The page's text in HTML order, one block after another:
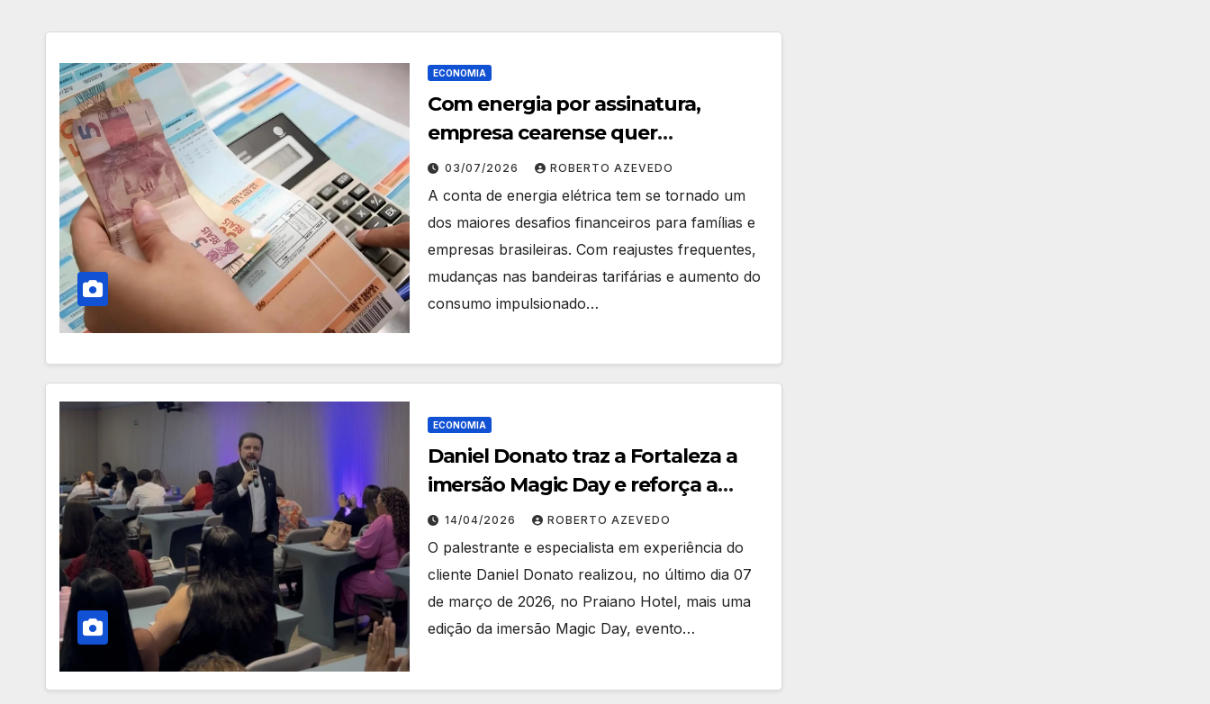
ECONOMIA
Com energia por assinatura,
empresa cearense quer
democratizar o acesso à energia
renovável
03/07/2026 ROBERTO AZEVEDO
A conta de energia elétrica tem se tornado um
dos maiores desafios financeiros para famílias e
empresas brasileiras. Com reajustes frequentes,
mudanças nas bandeiras tarifárias e aumento do
consumo impulsionado…
ECONOMIA
Daniel Donato traz a Fortaleza a
imersão Magic Day e reforça a
excelência no atendimento com
base na cultura Disney
14/04/2026 ROBERTO AZEVEDO
O palestrante e especialista em experiência do
cliente Daniel Donato realizou, no último dia 07
de março de 2026, no Praiano Hotel, mais uma
edição da imersão Magic Day, evento…